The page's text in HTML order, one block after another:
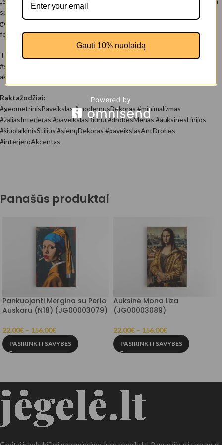
spalva, švelni tekstūra ir auksinės bei baltos linijos, kuriančios subtilų
geometrinį balansą. Tai paveikslas, kalbantis ne garsiai, o tyliai – per
formą, kryptį ir spalvinį kontrastą.
Tinka #moderniamInterjerui, #minimalistiniamNamųStiliui, #biurui ar
#svetainei. Šis kūrinys puikiai įsilieja į aplinką, bet kartu ir tampa stilingu
akcentu – ypač kai reikia pabrėžti rafinuotą skonį ir estetiką.
Raktažodžiai:
#geometrinisPaveikslas #modernusDekoras #minimalizmas
#žaliasInterjeras #paveikslasBiurui #drobėsMenas #auksinėsLinijos
#šiuolaikinisStilius #sienųDekoras #paveikslasAntDrobės
#interjeroAkcentas
Panašūs produktai
Pankuojanti Mergina su Perlo
Auskaru (N18) (JG00003079)
22.00€ – 156.00€
PASIRINKTI SAVYBES
Auksinė Mona Liza
(JG00003089)
22.00€ – 156.00€
PASIRINKTI SAVYBES
Gauti 10% nuolaidą